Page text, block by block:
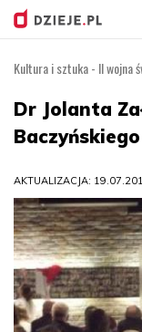
Kultura i sztuka - II wojna
Dr Jolanta
AKTUALIZACJA: